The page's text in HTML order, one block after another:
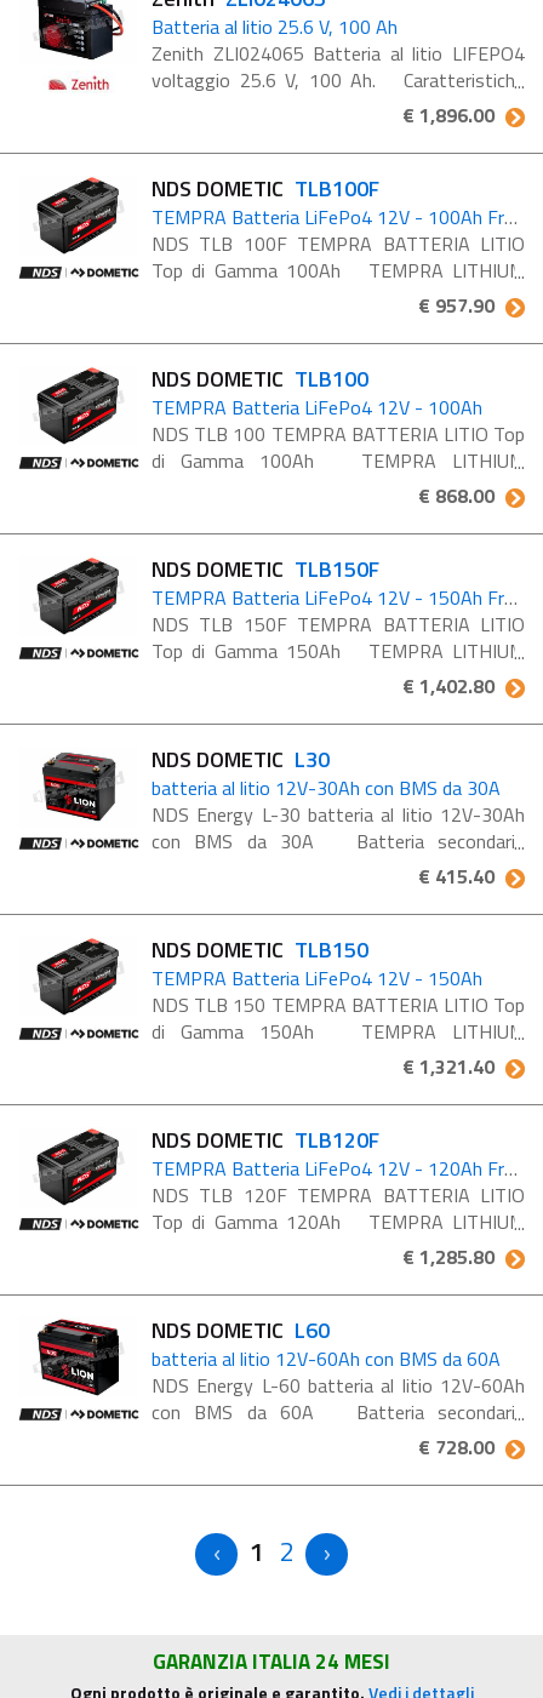
Batteria al litio 25.6 V, 100 Ah
Zenith ZLI024065 Batteria al litio LIFEPO4
voltaggio 25.6 V, 100 Ah. Caratteristiche
delle batterie monoblocco al litio LiFePO4:
Maintenance free: non è necessaria alcuna ...
€ 1,896.00
NDS DOMETIC TLB100F
TEMPRA Batteria LiFePo4 12V - 100Ah Freeze model
NDS TLB 100F TEMPRA BATTERIA LITIO
Top di Gamma 100Ah TEMPRA LITHIUM
BATTERY è la batteria Litio LiFePO4 top di
gamma di nuova generazione, progettata e
prodotta interamente in ...
€ 957.90
NDS DOMETIC TLB100
TEMPRA Batteria LiFePo4 12V - 100Ah
NDS TLB 100 TEMPRA BATTERIA LITIO Top
di Gamma 100Ah TEMPRA LITHIUM
BATTERY è la batteria Litio LiFePO4 top di
gamma di nuova generazione, progettata e
prodotta interamente in ...
€ 868.00
NDS DOMETIC TLB150F
TEMPRA Batteria LiFePo4 12V - 150Ah Freeze model
NDS TLB 150F TEMPRA BATTERIA LITIO
Top di Gamma 150Ah TEMPRA LITHIUM
BATTERY è la batteria Litio LiFePO4 top di
gamma di nuova generazione, progettata e
prodotta interamente in ...
€ 1,402.80
NDS DOMETIC L30
batteria al litio 12V-30Ah con BMS da 30A
NDS Energy L-30 batteria al litio 12V-30Ah
con BMS da 30A Batteria secondaria
(servizi), dimensioni: 197x135x172h mm
3LION è l’innovativa gamma di batterie NDS
costruita ...
€ 415.40
NDS DOMETIC TLB150
TEMPRA Batteria LiFePo4 12V - 150Ah
NDS TLB 150 TEMPRA BATTERIA LITIO Top
di Gamma 150Ah TEMPRA LITHIUM
BATTERY è la batteria Litio LiFePO4 top di
gamma di nuova generazione, progettata e
prodotta interamente in ...
€ 1,321.40
NDS DOMETIC TLB120F
TEMPRA Batteria LiFePo4 12V - 120Ah Freeze model
NDS TLB 120F TEMPRA BATTERIA LITIO
Top di Gamma 120Ah TEMPRA LITHIUM
BATTERY è la batteria Litio LiFePO4 top di
gamma di nuova generazione, progettata e
prodotta interamente in ...
€ 1,285.80
NDS DOMETIC L60
batteria al litio 12V-60Ah con BMS da 60A
NDS Energy L-60 batteria al litio 12V-60Ah
con BMS da 60A Batteria secondaria
(servizi), dimensioni: 257x132x200h mm
3LION è l’innovativa gamma di batterie NDS
costruita ...
€ 728.00
1 2
GARANZIA ITALIA 24 MESI
Ogni prodotto è originale e garantito.Vedi i dettagli